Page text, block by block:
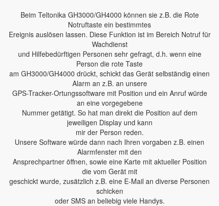
Beim Teltonika GH3000/GH4000 können sie z.B. die Rote
Notruftaste ein bestimmtes
Ereignis auslösen lassen. Diese Funktion ist im Bereich Notruf für
Wachdienst
und Hilfebedürftigen Personen sehr gefragt, d.h. wenn eine
Person die rote Taste
am GH3000/GH4000 drückt, schickt das Gerät selbständig einen
Alarm an z.B. an unsere
GPS-Tracker-Ortungssoftware mit Position und ein Anruf würde
an eine vorgegebene
Nummer getätigt. So hat man direkt die Position auf dem
jeweiligen Display und kann
mir der Person reden.
Unsere Software würde dann nach Ihren vorgaben z.B. einen
Alarmfenster mit den
Ansprechpartner öffnen, sowie eine Karte mit aktueller Position
die vom Gerät mit
geschickt wurde, zusätzlich z.B. eine E-Mail an diverse Personen
schicken
oder SMS an beliebig viele Handys.